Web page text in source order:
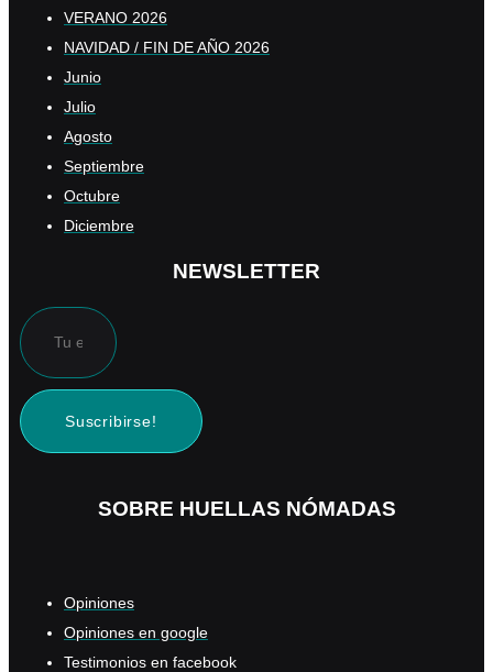
VERANO 2026
NAVIDAD / FIN DE AÑO 2026
Junio
Julio
Agosto
Septiembre
Octubre
Diciembre
NEWSLETTER
Suscribirse!
SOBRE HUELLAS NÓMADAS
Opiniones
Opiniones en google
Testimonios en facebook